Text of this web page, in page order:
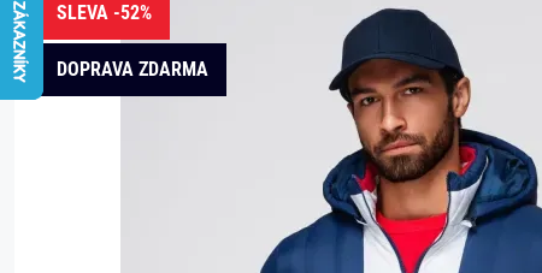
SLEVA -52%
DOPRAVA ZDARMA